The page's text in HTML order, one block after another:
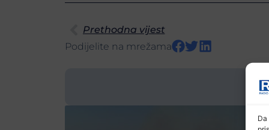
Prethodna vijest
Podijelite na mrežama